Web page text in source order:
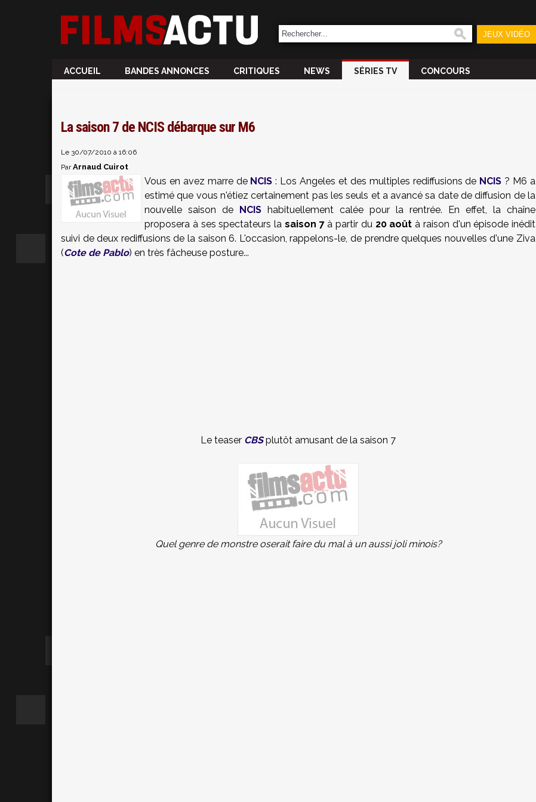
JEUX VIDÉO
ACCUEIL BANDES ANNONCES CRITIQUES NEWS SÉRIES TV CONCOURS
La saison 7 de NCIS débarque sur M6
Le 30/07/2010 à 16:06
ParArnaud Cuirot
Vous en avez marre de NCIS : Los Angeles et des multiples rediffusions de NCIS ? M6 a
estimé que vous n'étiez certainement pas les seuls et a avancé sa date de diffusion de la
nouvelle saison de NCIS habituellement calée pour la rentrée. En effet, la chaîne
proposera à ses spectateurs la saison 7à partir du 20 août à raison d'un épisode inédit
suivi de deux rediffusions de la saison 6. L'occasion, rappelons-le, de prendre quelques nouvelles d'une Ziva
(Cote de Pablo) en très fâcheuse posture...
Le teaser CBSplutôt amusant de la saison 7
Quel genre de monstre oserait faire du mal à un aussi joli minois?